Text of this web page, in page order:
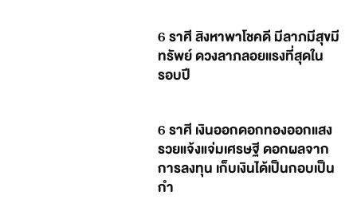
6 ราศี สิงหาพาโชคดี มีลาภมีสุขมี
ทรัพย์ ดวงลาภลอยแรงที่สุดใน
รอบปี
6 ราศี เงินออกดอกทองออกแสง
รวยแจ้งแจ่มเศรษฐี ดอกผลจาก
การลงทุน เก็บเงินได้เป็นกอบเป็น
กำ